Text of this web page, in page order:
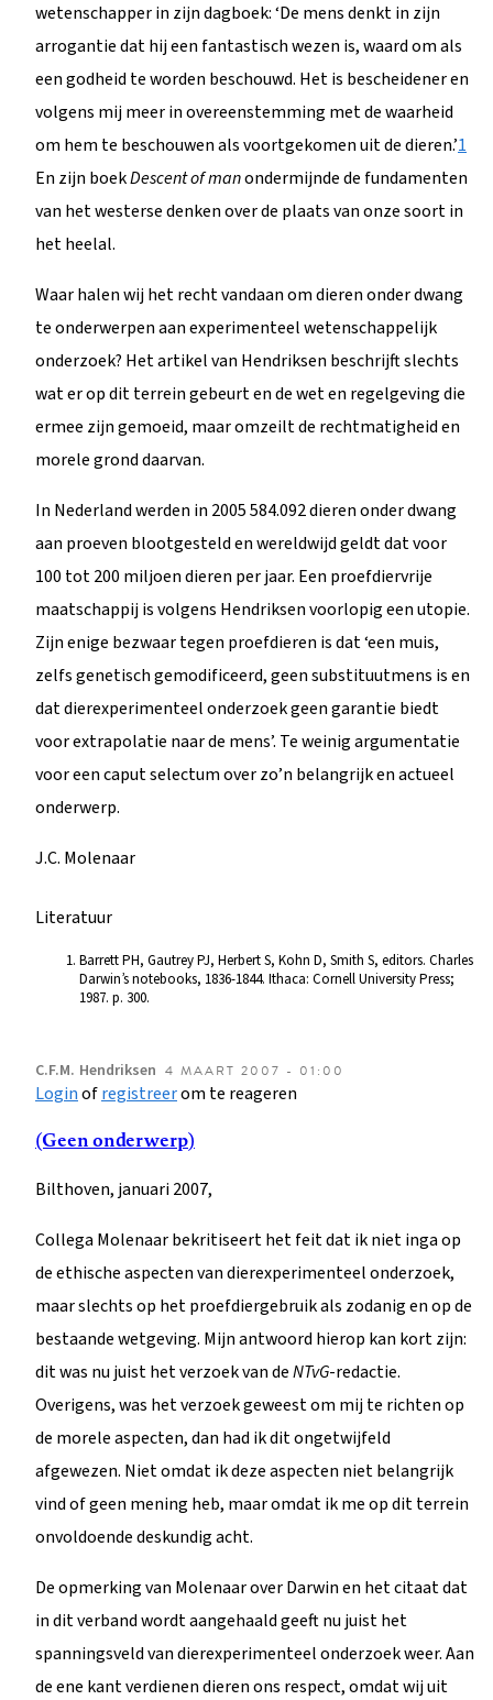
wetenschapper in zijn dagboek: ‘De mens denkt in zijn
arrogantie dat hij een fantastisch wezen is, waard om als
een godheid te worden beschouwd. Het is bescheidener en
volgens mij meer in overeenstemming met de waarheid
om hem te beschouwen als voortgekomen uit de dieren.’1
En zijn boekDescent of manondermijnde de fundamenten
van het westerse denken over de plaats van onze soort in
het heelal.
Waar halen wij het recht vandaan om dieren onder dwang
te onderwerpen aan experimenteel wetenschappelijk
onderzoek? Het artikel van Hendriksen beschrijft slechts
wat er op dit terrein gebeurt en de wet en regelgeving die
ermee zijn gemoeid, maar omzeilt de rechtmatigheid en
morele grond daarvan.
In Nederland werden in 2005 584.092 dieren onder dwang
aan proeven blootgesteld en wereldwijd geldt dat voor
100 tot 200 miljoen dieren per jaar. Een proefdiervrije
maatschappij is volgens Hendriksen voorlopig een utopie.
Zijn enige bezwaar tegen proefdieren is dat ‘een muis,
zelfs genetisch gemodificeerd, geen substituutmens is en
dat dierexperimenteel onderzoek geen garantie biedt
voor extrapolatie naar de mens’. Te weinig argumentatie
voor een caput selectum over zo’n belangrijk en actueel
onderwerp.
J.C. Molenaar
Literatuur
Barrett PH, Gautrey PJ, Herbert S, Kohn D, Smith S, editors. Charles
Darwin’s notebooks, 1836-1844. Ithaca: Cornell University Press;
1987. p. 300.
C.F.M. Hendriksen 4 MAART 2007 - 01:00
Loginofregistreerom te reageren
(Geen onderwerp)
Bilthoven, januari 2007,
Collega Molenaar bekritiseert het feit dat ik niet inga op
de ethische aspecten van dierexperimenteel onderzoek,
maar slechts op het proefdiergebruik als zodanig en op de
bestaande wetgeving. Mijn antwoord hierop kan kort zijn:
dit was nu juist het verzoek van deNTvG-redactie.
Overigens, was het verzoek geweest om mij te richten op
de morele aspecten, dan had ik dit ongetwijfeld
afgewezen. Niet omdat ik deze aspecten niet belangrijk
vind of geen mening heb, maar omdat ik me op dit terrein
onvoldoende deskundig acht.
De opmerking van Molenaar over Darwin en het citaat dat
in dit verband wordt aangehaald geeft nu juist het
spanningsveld van dierexperimenteel onderzoek weer. Aan
de ene kant verdienen dieren ons respect, omdat wij uit